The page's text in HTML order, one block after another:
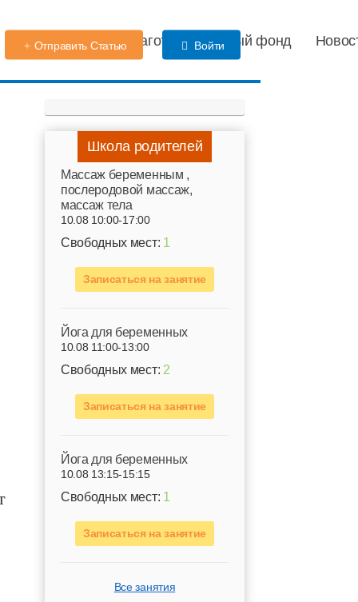
Детский сад Благотворительный фонд
Отправить Статью Войти
Школа родителей
Mассаж беременным ,
послеродовой массаж,
массаж тела
10.08 10:00-17:00
Свободных мест: 1
Записаться на занятие
Йога для беременных
10.08 11:00-13:00
Свободных мест: 2
Записаться на занятие
Йога для беременных
10.08 13:15-15:15
Свободных мест: 1
Записаться на занятие
Все занятия